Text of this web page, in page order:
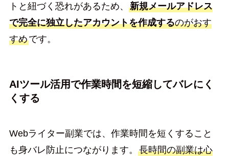
トと紐づく恐れがあるため、 新規メールアドレス
で完全に独立したアカウントを作成するのがおす
すめです。
AIツール活用で作業時間を短縮してバレにく
くする
Webライター副業では、作業時間を短くすること
も身バレ防止につながります。 長時間の副業は心